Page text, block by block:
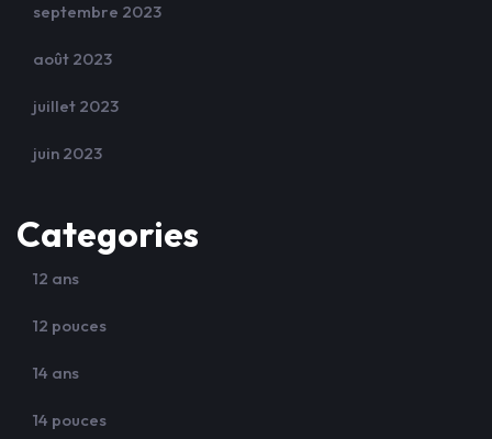
septembre 2023
août 2023
juillet 2023
juin 2023
Categories
12 ans
12 pouces
14 ans
14 pouces